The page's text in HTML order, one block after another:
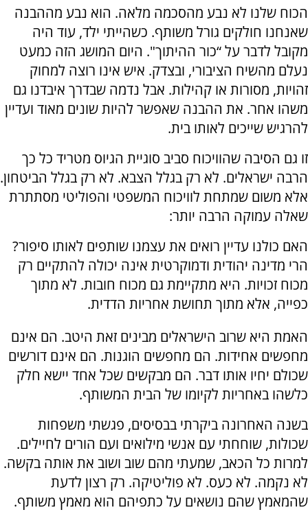
הכוח שלנו לא נבע מהסכמה מלאה. הוא נבע מההבנה
שאנחנו חולקים גורל משותף. כשהייתי ילד, עוד היה
מקובל לדבר על “כור ההיתוך". היום המושג הזה כמעט
נעלם מהשיח הציבורי, ובצדק. איש אינו רוצה למחוק
זהויות, מסורות או קהילות. אבל נדמה שבדרך איבדנו גם
משהו אחר. את ההבנה שאפשר להיות שונים מאוד ועדיין
להרגיש שייכים לאותו בית.
זו גם הסיבה שהוויכוח סביב סוגיית הגיוס מטריד כל כך
הרבה ישראלים. לא רק בגלל הצבא. לא רק בגלל הביטחון.
אלא משום שמתחת לוויכוח המשפטי והפוליטי מסתתרת
שאלה עמוקה הרבה יותר:
האם כולנו עדיין רואים את עצמנו שותפים לאותו סיפור?
הרי מדינה יהודית ודמוקרטית אינה יכולה להתקיים רק
מכוח זכויות. היא מתקיימת גם מכוח חובות. לא מתוך
כפייה, אלא מתוך תחושת אחריות הדדית.
האמת היא שרוב הישראלים מבינים זאת היטב. הם אינם
מחפשים אחידות. הם מחפשים הוגנות. הם אינם דורשים
שכולם יחיו אותו דבר. הם מבקשים שכל אחד יישא חלק
כלשהו באחריות לקיומו של הבית המשותף.
בשנה האחרונה ביקרתי בבסיסים, פגשתי משפחות
שכולות, שוחחתי עם אנשי מילואים ועם הורים לחיילים.
למרות כל הכאב, שמעתי מהם שוב ושוב את אותה בקשה.
לא נקמה. לא כעס. לא פוליטיקה. רק רצון לדעת
שהמאמץ שהם נושאים על כתפיהם הוא מאמץ משותף.